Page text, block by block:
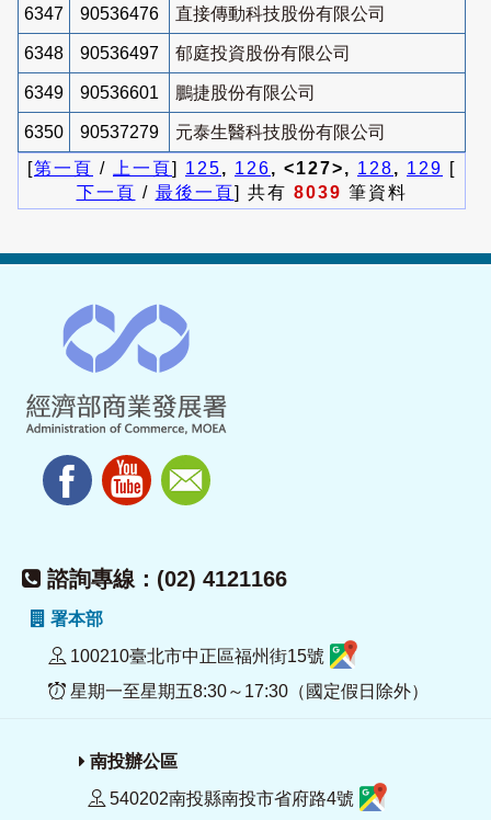
6347 90536476 直接傳動科技股份有限公司
6348 90536497 郁庭投資股份有限公司
6349 90536601 鵬捷股份有限公司
6350 90537279
元泰生醫科技股份有限公司
[第一頁 / 上一頁] 125, 126, <127>, 128, 129 [
下一頁 / 最後一頁] 共有 8039 筆資料
諮詢專線：(02) 4121166
署本部
100210臺北市中正區福州街15號
星期一至星期五8:30～17:30（國定假日除外）
南投辦公區
540202南投縣南投市省府路4號